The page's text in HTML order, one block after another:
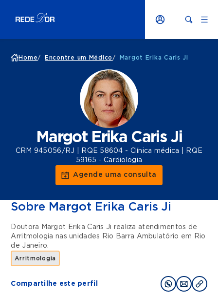
Home/ Encontre um Médico / Margot Erika Caris Ji
Margot Erika Caris Ji
CRM 945056/RJ | RQE 58604 - Clínica médica | RQE
59165 - Cardiologia
Agende uma consulta
Sobre Margot Erika Caris Ji
Doutora Margot Erika Caris Ji realiza atendimentos de
Arritmologia nas unidades Rio Barra Ambulatório em
Rio
de Janeiro.
Arritmologia
Compartilhe este perfil